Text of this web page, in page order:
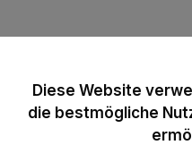
Diese Website
die bestmögliche